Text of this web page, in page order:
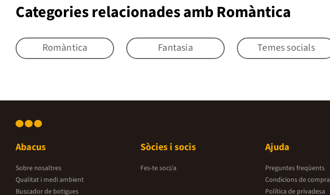
Categories relacionades amb Romàntica
Romàntica Fantasia Temes socials
Abacus
Sobre nosaltres
Qualitat i medi ambient
Buscador de botigues
Sòcies i socis
Fes-te soci/a
Ajuda
Preguntes freqüents
Condicions de compra
Política de privadesa